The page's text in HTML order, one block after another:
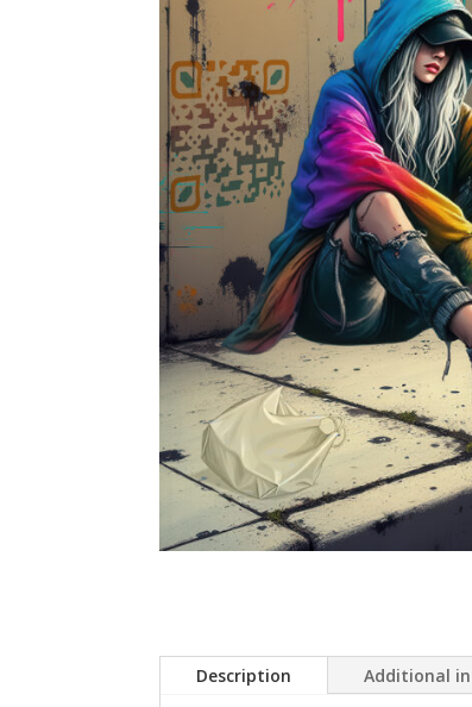
Description Additional